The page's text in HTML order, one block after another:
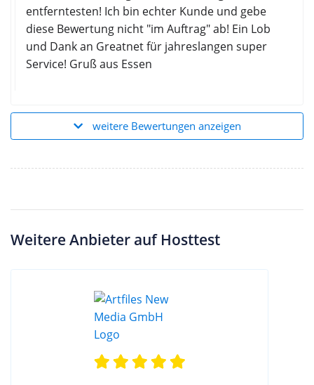
entferntesten! Ich bin echter Kunde und gebe
diese Bewertung nicht "im Auftrag" ab! Ein Lob
und Dank an Greatnet für jahreslangen super
Service! Gruß aus Essen
weitere Bewertungen anzeigen
Weitere Anbieter auf Hosttest